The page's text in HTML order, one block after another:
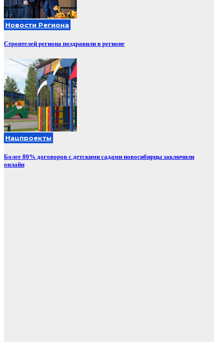
Новости Региона
Строителей региона поздравили в регионе
Нацпроекты
Более 80% договоров с детскими садами новосибирцы заключили
онлайн